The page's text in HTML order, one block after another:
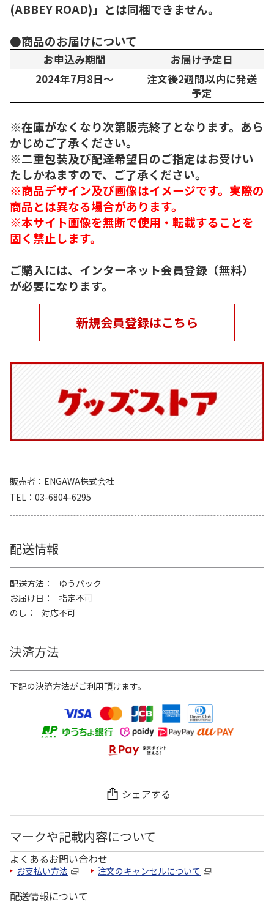
(ABBEY ROAD)」とは同梱できません。
●商品のお届けについて
お申込み期間
お届け予定日
2024年7月8日～
注文後2週間以内に発送
予定
※在庫がなくなり次第販売終了となります。あら
かじめご了承ください。
※二重包装及び配達希望日のご指定はお受けい
たしかねますので、ご了承ください。
※商品デザイン及び画像はイメージです。実際の
商品とは異なる場合があります。
※本サイト画像を無断で使用・転載することを
固く禁止します。
ご購入には、インターネット会員登録（無料）
が必要になります。
新規会員登録はこちら
販売者
ENGAWA株式会社
TEL
03-6804-6295
配送情報
配送方法
ゆうパック
お届け日
指定不可
のし
対応不可
決済方法
下記の決済方法がご利用頂けます。
シェアする
マークや記載内容について
よくあるお問い合わせ
お支払い方法 注文のキャンセルについて
配送情報について